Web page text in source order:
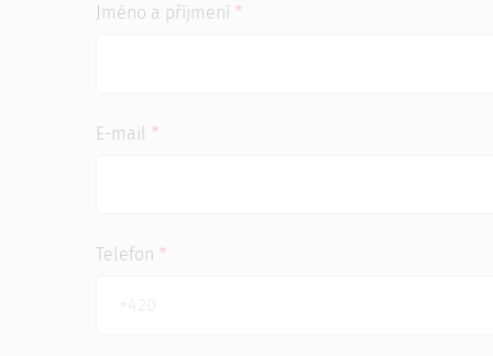
Jméno a příjmení
E-mail
Telefon